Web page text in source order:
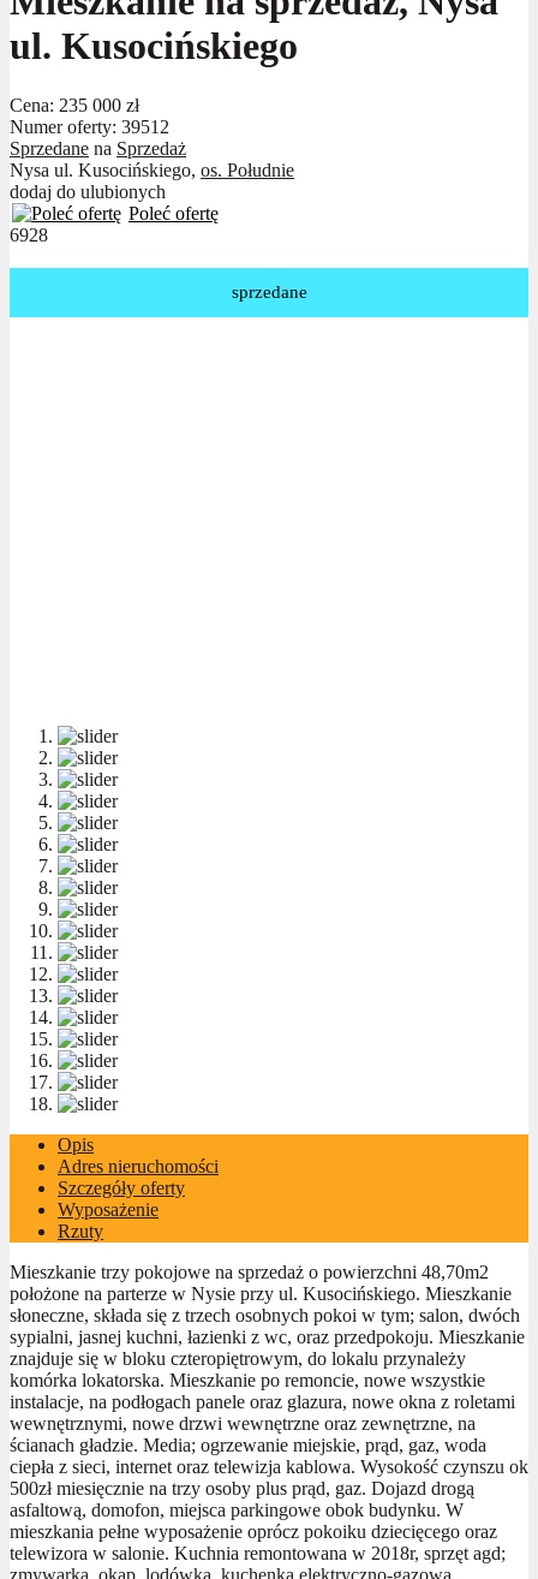
ul. Kusocińskiego
Cena: 235 000 zł
Numer oferty: 39512
Sprzedane na Sprzedaż
Nysa ul. Kusocińskiego, os. Południe
dodaj do ulubionych
Poleć ofertę
6928
sprzedane
Opis
Adres nieruchomości
Szczegóły oferty
Wyposażenie
Rzuty
Mieszkanie trzy pokojowe na sprzedaż o powierzchni 48,70m2
położone na parterze w Nysie przy ul. Kusocińskiego. Mieszkanie
słoneczne, składa się z trzech osobnych pokoi w tym; salon, dwóch
sypialni, jasnej kuchni, łazienki z wc, oraz przedpokoju. Mieszkanie
znajduje się w bloku czteropiętrowym, do lokalu przynależy
komórka lokatorska. Mieszkanie po remoncie, nowe wszystkie
instalacje, na podłogach panele oraz glazura, nowe okna z roletami
wewnętrznymi, nowe drzwi wewnętrzne oraz zewnętrzne, na
ścianach gładzie. Media; ogrzewanie miejskie, prąd, gaz, woda
ciepła z sieci, internet oraz telewizja kablowa. Wysokość czynszu ok
500zł miesięcznie na trzy osoby plus prąd, gaz. Dojazd drogą
asfaltową, domofon, miejsca parkingowe obok budynku. W
mieszkania pełne wyposażenie oprócz pokoiku dziecięcego oraz
telewizora w salonie. Kuchnia remontowana w 2018r, sprzęt agd;
zmywarka, okap, lodówka, kuchenka elektryczno-gazowa.